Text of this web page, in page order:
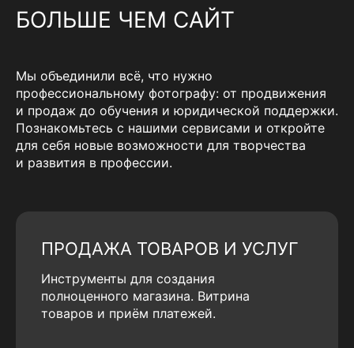
БОЛЬШЕ ЧЕМ САЙТ
Мы объединили всё, что нужно
профессиональному фотографу: от продвижения
и продаж до обучения и юридической поддержки.
Познакомьтесь с нашими сервисами и откройте
для себя новые возможности для творчества
и развития в профессии.
ПРОДАЖА ТОВАРОВ И УСЛУГ
Инструменты для создания
полноценного магазина. Витрина
товаров и приём платежей.